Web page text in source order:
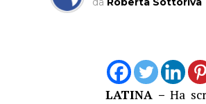
LATINA – Ha